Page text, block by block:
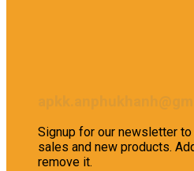
Signup for our newsletter
sales and new products.
remove it.